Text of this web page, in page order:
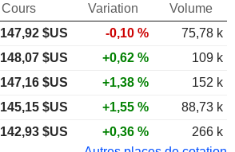
Cours Variation
Volume
147,92 $US -0,10 %
75,78 k
148,07 $US +0,62 %
109 k
147,16 $US +1,38 %
152 k
145,15 $US +1,55 %
88,73 k
142,93 $US +0,36 %
266 k